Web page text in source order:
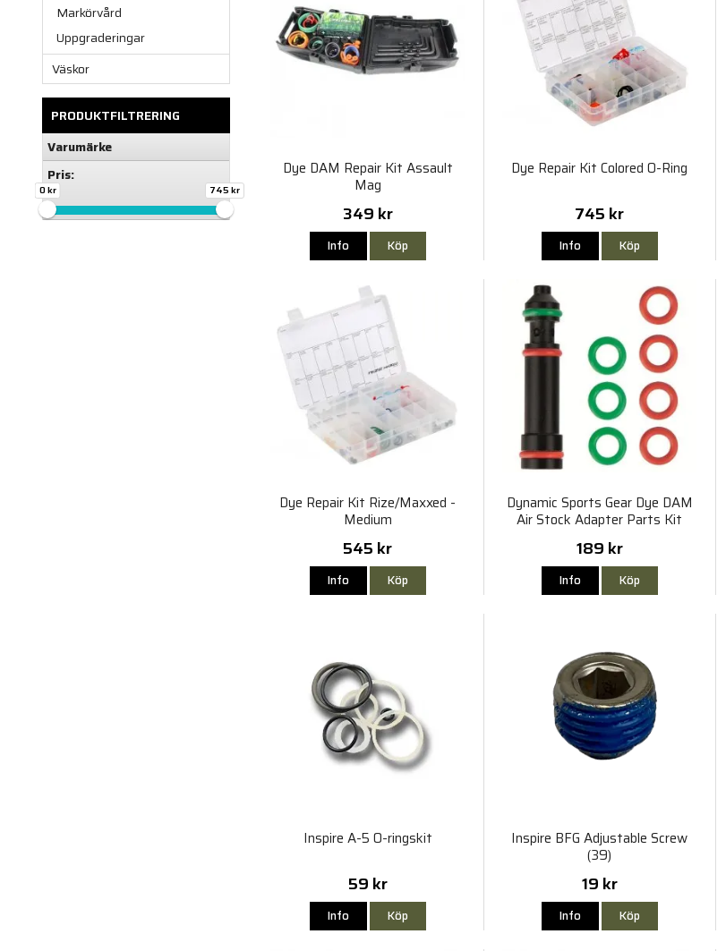
Markörvård
Uppgraderingar
Väskor
PRODUKTFILTRERING
Varumärke
Pris:
0 kr 745 kr
Dye DAM Repair Kit Assault
Mag
349 kr
Info Köp
Dye Repair Kit Colored O-Ring
745 kr
Info Köp
Dye Repair Kit Rize/Maxxed -
Medium
545 kr
Info Köp
Dynamic Sports Gear Dye DAM
Air Stock Adapter Parts Kit
189 kr
Info Köp
Inspire A-5 O-ringskit
59 kr
Info Köp
Inspire BFG Adjustable Screw
(39)
19 kr
Info Köp